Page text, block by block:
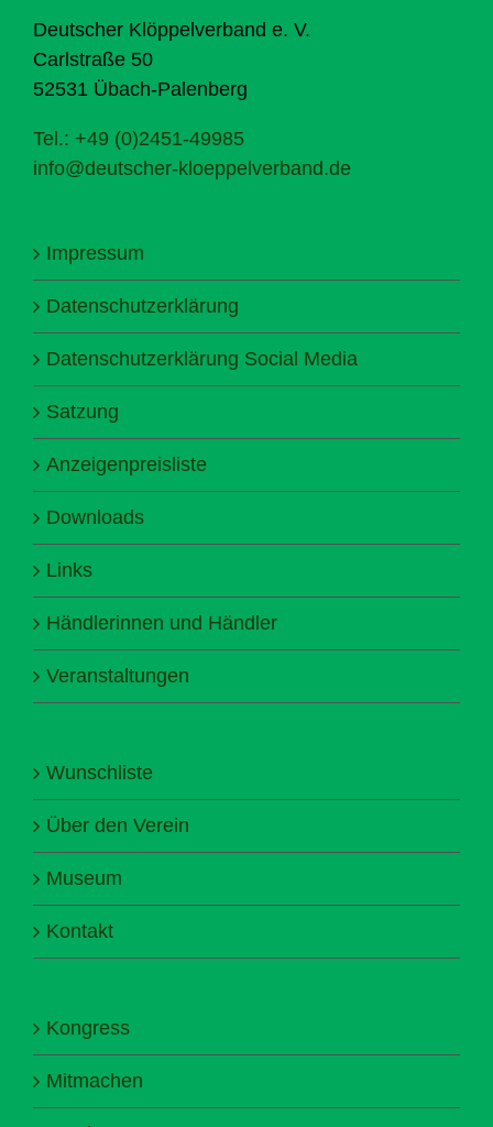
Deutscher Klöppelverband e. V.
Carlstraße 50
52531 Übach-Palenberg
Tel.: +49 (0)2451-49985
info@deutscher-kloeppelverband.de
Impressum
Datenschutzerklärung
Datenschutzerklärung Social Media
Satzung
Anzeigenpreisliste
Downloads
Links
Händlerinnen und Händler
Veranstaltungen
Wunschliste
Über den Verein
Museum
Kontakt
Kongress
Mitmachen